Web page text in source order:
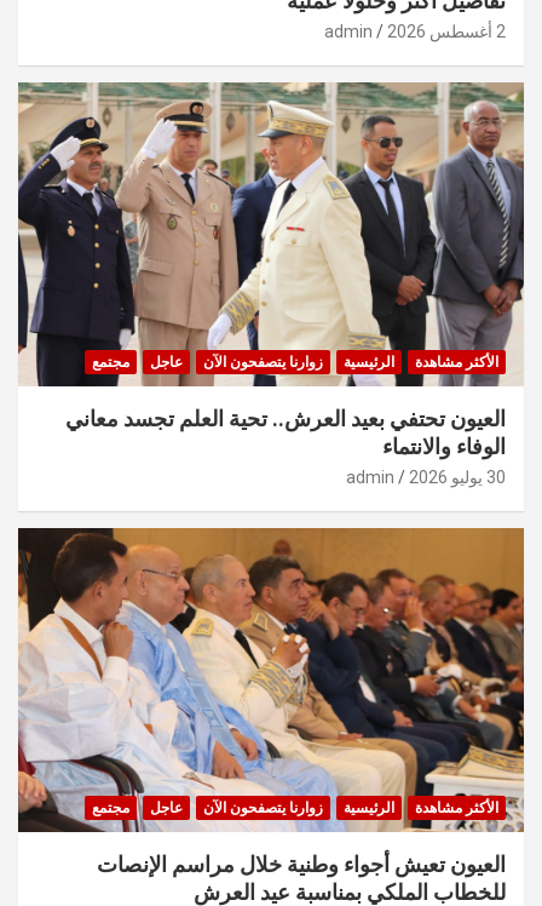
2 أغسطس 2026 admin
الأكثر مشاهدة الرئيسية زوارنا يتصفحون الآن عاجل مجتمع
العيون تحتفي بعيد العرش.. تحية العلم تجسد معاني
الوفاء والانتماء
30 يوليو 2026 admin
الأكثر مشاهدة الرئيسية زوارنا يتصفحون الآن عاجل مجتمع
العيون تعيش أجواء وطنية خلال مراسم الإنصات
للخطاب الملكي بمناسبة عيد العرش